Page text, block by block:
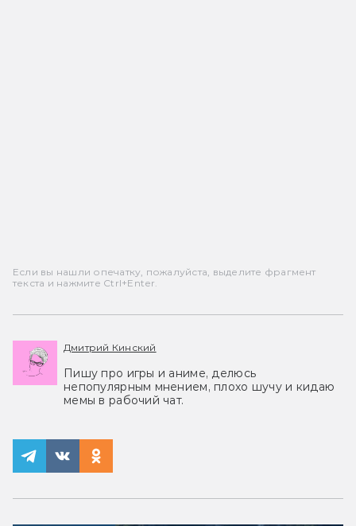
Если вы нашли опечатку, пожалуйста, выделите фрагмент
текста и нажмите Ctrl+Enter.
Дмитрий Кинский
Пишу про игры и аниме, делюсь
непопулярным мнением, плохо шучу и кидаю
мемы в рабочий чат.